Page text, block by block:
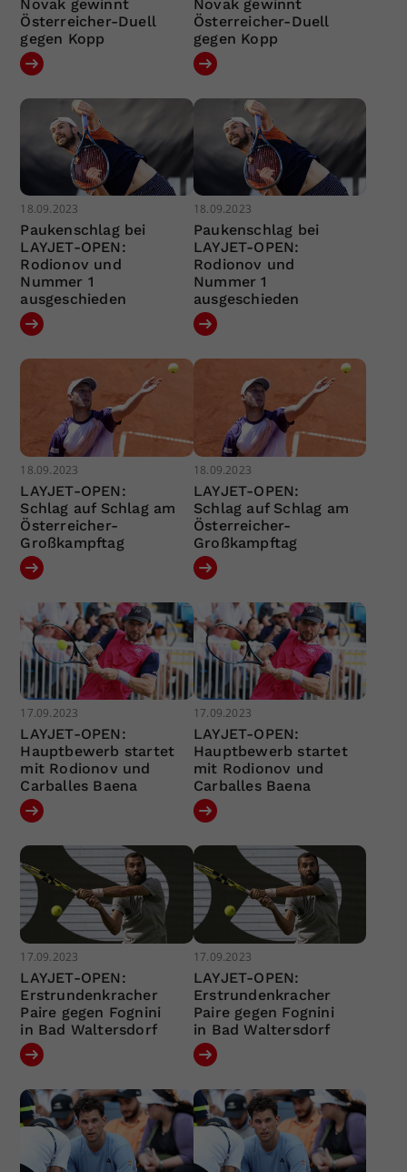
Novak gewinnt
Österreicher-Duell
gegen Kopp
Novak gewinnt
Österreicher-Duell
gegen Kopp
18.09.2023
Paukenschlag bei
LAYJET-OPEN:
Rodionov und
Nummer 1
ausgeschieden
18.09.2023
Paukenschlag bei
LAYJET-OPEN:
Rodionov und
Nummer 1
ausgeschieden
18.09.2023
LAYJET-OPEN:
Schlag auf Schlag am
Österreicher-
Großkampftag
18.09.2023
LAYJET-OPEN:
Schlag auf Schlag am
Österreicher-
Großkampftag
17.09.2023
LAYJET-OPEN:
Hauptbewerb startet
mit Rodionov und
Carballes Baena
17.09.2023
LAYJET-OPEN:
Hauptbewerb startet
mit Rodionov und
Carballes Baena
17.09.2023
LAYJET-OPEN:
Erstrundenkracher
Paire gegen Fognini
in Bad Waltersdorf
17.09.2023
LAYJET-OPEN:
Erstrundenkracher
Paire gegen Fognini
in Bad Waltersdorf